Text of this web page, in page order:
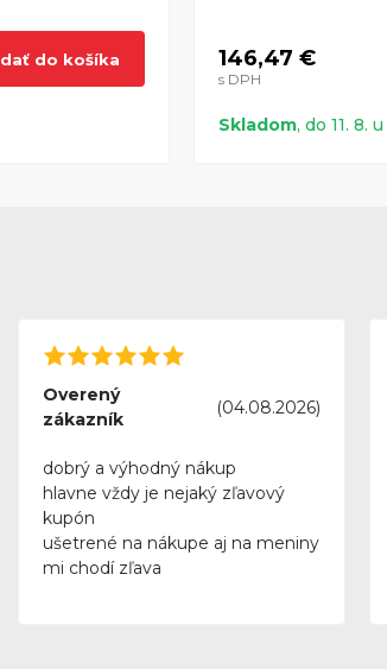
do košíka 146,47 €
s DPH
Skladom, do 11. 8.
Overený
zákazník
(04.08.2026)
dobrý a výhodný nákup
hlavne vždy je nejaký zľavový
kupón
ušetrené na nákupe aj na meniny
mi chodí zľava